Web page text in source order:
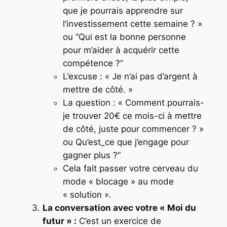
que je pourrais apprendre sur
l’investissement cette semaine ? »
ou “Qui est la bonne personne
pour m’aider à acquérir cette
compétence ?”
L’excuse : « Je n’ai pas d’argent à
mettre de côté. »
La question : « Comment pourrais-
je trouver 20€ ce mois-ci à mettre
de côté, juste pour commencer ? »
ou Qu’est_ce que j’engage pour
gagner plus ?”
Cela fait passer votre cerveau du
mode « blocage » au mode
« solution ».
La conversation avec votre « Moi du
futur » : C’est un exercice de